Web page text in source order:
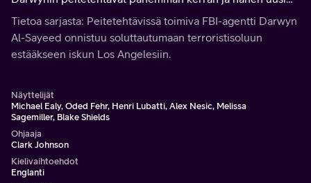
yhteysvirkailijansa Patrice Serxner yrittää paikata tilanteen.
Tietoa sarjasta: Peitetehtävissä toimiva FBI-agentti Darwyn
Al-Sayeed onnistuu soluttautumaan terroristisoluun
estääkseen iskun Los Angelesiin.
Näyttelijät
Michael Ealy, Oded Fehr, Henri Lubatti, Alex Nesic, Melissa
Sagemiller, Blake Shields
Ohjaaja
Clark Johnson
Kielivaihtoehdot
Englanti